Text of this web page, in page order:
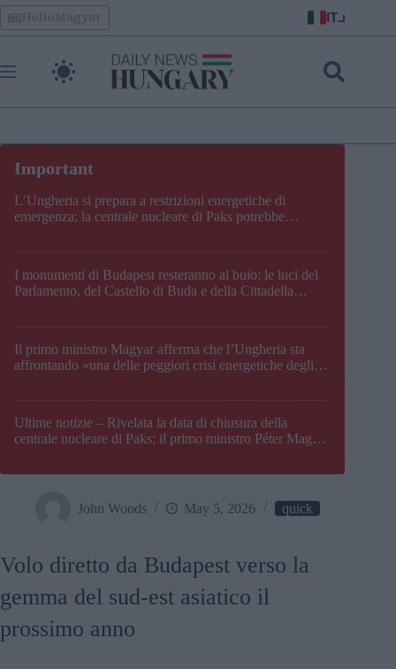
Skip
to
content
HelloMagyar IT
L’Ungheria si prepara a restrizioni energetiche di
emergenza; la centrale nucleare di Paks potrebbe
I monumenti di Budapest resteranno al buio: le luci del
Parlamento, del Castello di Buda e della Cittadella
Il primo ministro Magyar afferma che l’Ungheria sta
affrontando «una delle peggiori crisi energetiche degli
Ultime notizie – Rivelata la data di chiusura della
centrale nucleare di Paks; il primo ministro Péter Magyar
John Woods May 5, 2026 quick
Volo diretto da Budapest verso la
gemma del sud-est asiatico il
prossimo anno